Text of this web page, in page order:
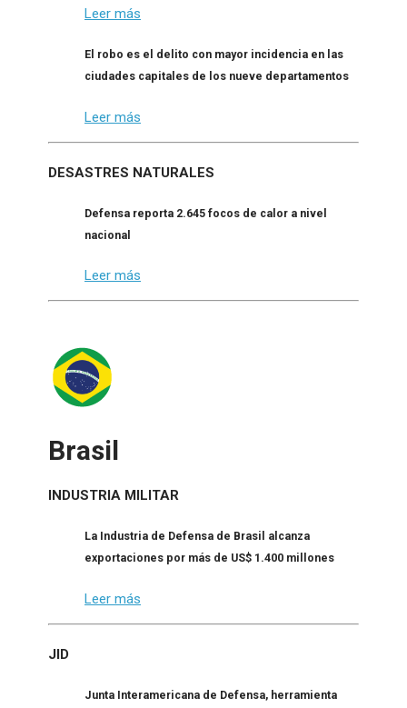
Leer más
El robo es el delito con mayor incidencia en las
ciudades capitales de los nueve departamentos
Leer más
DESASTRES NATURALES
Defensa reporta 2.645 focos de calor a nivel
nacional
Leer más
Brasil
INDUSTRIA MILITAR
La Industria de Defensa de Brasil alcanza
exportaciones por más de US$ 1.400 millones
Leer más
JID
Junta Interamericana de Defensa, herramienta